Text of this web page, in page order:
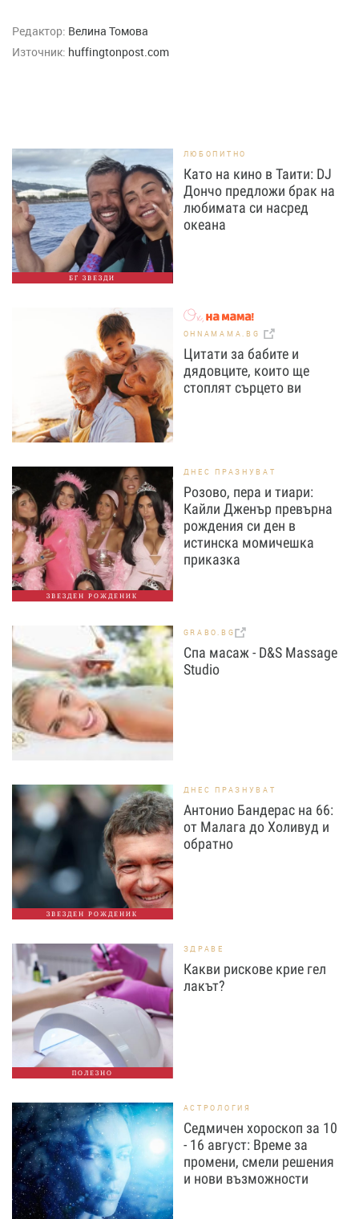
Редактор: Велина Томова
Източник: huffingtonpost.com
БГ ЗВЕЗДИ
ЛЮБОПИТНО
Като на кино в Таити: DJ
Дончо предложи брак на
любимата си насред
океана
OHNAMAMA.BG
Цитати за бабите и
дядовците, които ще
стоплят сърцето ви
ЗВЕЗДЕН РОЖДЕНИК
ДНЕС ПРАЗНУВАТ
Розово, пера и тиари:
Кайли Дженър превърна
рождения си ден в
истинска момичешка
приказка
GRABO.BG
Спа масаж - D&S Massage
Studio
ЗВЕЗДЕН РОЖДЕНИК
ДНЕС ПРАЗНУВАТ
Антонио Бандерас на 66:
от Малага до Холивуд и
обратно
ПОЛЕЗНО
ЗДРАВЕ
Какви рискове крие гел
лакът?
АСТРОЛОГИЯ
Седмичен хороскоп за 10
- 16 август: Време за
промени, смели решения
и нови възможности